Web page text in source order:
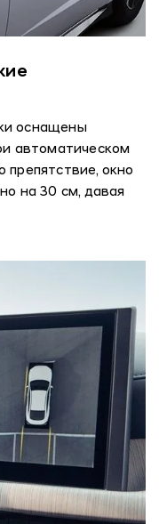
оснащены
автоматическом
препятствие, окно
на 30 см, давая